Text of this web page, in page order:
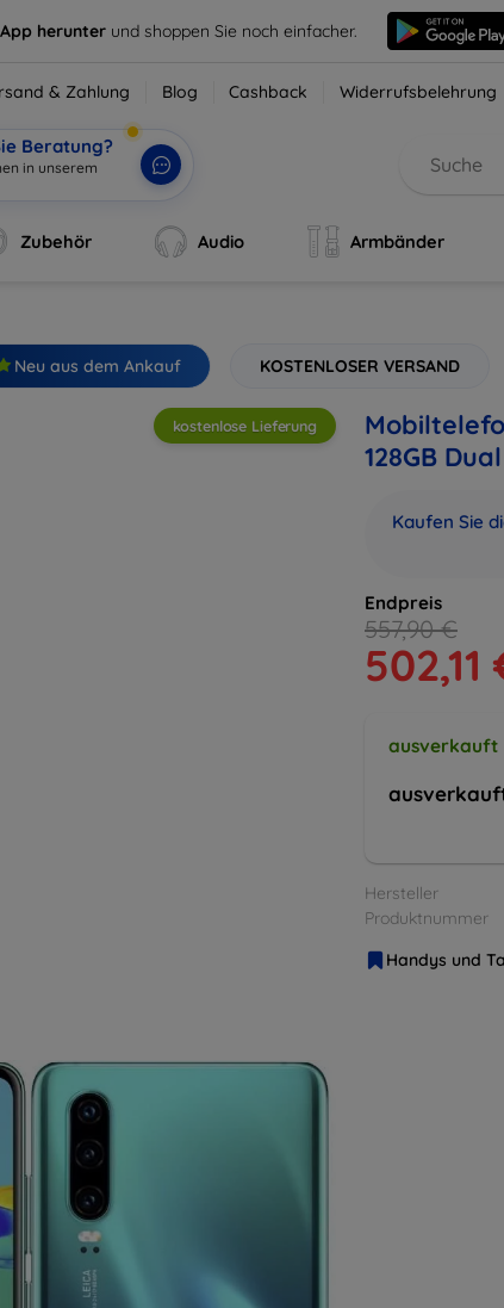
herunter und shoppen Sie noch einfacher.
& Zahlung Blog Cashback Widerrufsbelehrung
Beratung?
Zubehör Audio Armbänder
Neu aus dem Ankauf KOSTENLOSER VERSAND
kostenlose Lieferung
128GB
Kaufen Sie
Endpreis
557,90 €
502,11
ausverkauft
Hersteller
Produktnummer
Handys und